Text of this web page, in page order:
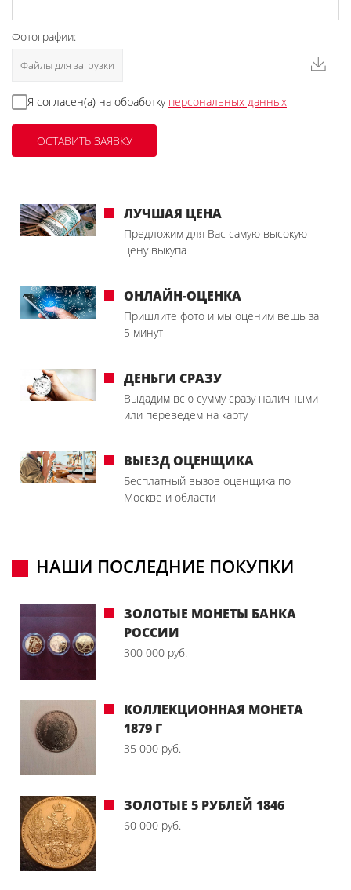
Фотографии:
Файлы для загрузки
Я согласен(а) на обработку персональных данных
ЛУЧШАЯ ЦЕНА
Предложим для Вас самую высокую
цену выкупа
ОНЛАЙН-ОЦЕНКА
Пришлите фото и мы оценим вещь за
5 минут
ДЕНЬГИ СРАЗУ
Выдадим всю сумму сразу наличными
или переведем на карту
ВЫЕЗД ОЦЕНЩИКА
Бесплатный вызов оценщика по
Москве и области
НАШИ ПОСЛЕДНИЕ ПОКУПКИ
ЗОЛОТЫЕ МОНЕТЫ БАНКА
РОССИИ
300 000 руб.
КОЛЛЕКЦИОННАЯ МОНЕТА
1879 Г
35 000 руб.
ЗОЛОТЫЕ 5 РУБЛЕЙ 1846
60 000 руб.